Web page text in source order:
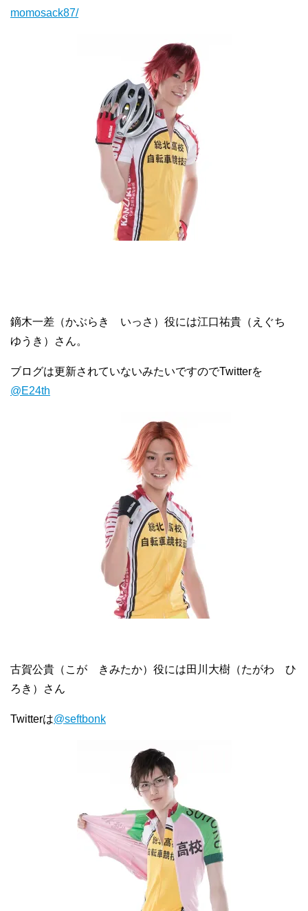
momosack87/
鏑木一差（かぶらき いっさ）役には江口祐貴（えぐち
ゆうき）さん。
ブログは更新されていないみたいですのでTwitterを
@E24th
古賀公貴（こが きみたか）役には田川大樹（たがわ ひ
ろき）さん
Twitterは@seftbonk